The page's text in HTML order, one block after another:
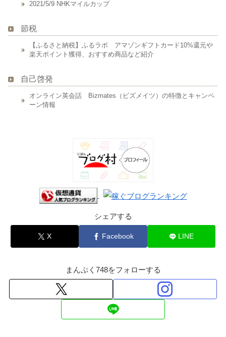
2021/5/9 NHKマイルカップ
節税
【ふるさと納税】ふるラボ アマゾンギフトカード10%還元や
楽天ポイント獲得、おすすめ商品など紹介
自己啓発
オンライン英会話 Bizmates（ビズメイツ）の特徴とキャンペ
ーン情報
シェアする
X Facebook LINE
まんぷく748をフォローする